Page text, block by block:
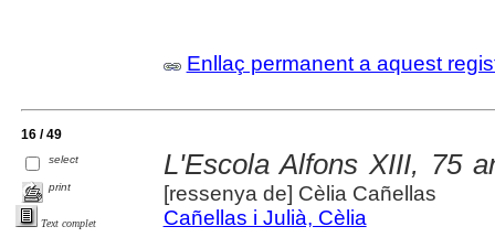
Enllaç permanent a aquest
16 / 49
select
print
Text complet
L'Escola Alfons XIII, 75
[ressenya de] Cèlia Cañellas
Cañellas i Julià, Cèlia